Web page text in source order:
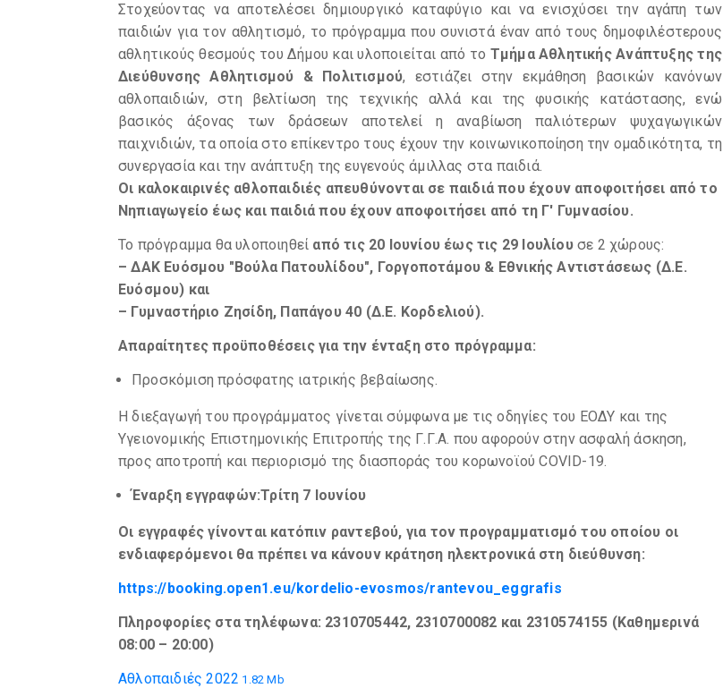
Στοχεύοντας να αποτελέσει δημιουργικό καταφύγιο και να ενισχύσει την αγάπη των
παιδιών για τον αθλητισμό, το πρόγραμμα που συνιστά έναν από τους δημοφιλέστερους
αθλητικούς θεσμούς του Δήμου και υλοποιείται από το Τμήμα Αθλητικής Ανάπτυξης της
Διεύθυνσης Αθλητισμού & Πολιτισμού, εστιάζει στην εκμάθηση βασικών κανόνων
αθλοπαιδιών, στη βελτίωση της τεχνικής αλλά και της φυσικής κατάστασης, ενώ
βασικός άξονας των δράσεων αποτελεί η αναβίωση παλιότερων ψυχαγωγικών
παιχνιδιών, τα οποία στο επίκεντρο τους έχουν την κοινωνικοποίηση την ομαδικότητα, τη
συνεργασία και την ανάπτυξη της ευγενούς άμιλλας στα παιδιά.
Οι καλοκαιρινές αθλοπαιδιές απευθύνονται σε παιδιά που έχουν αποφοιτήσει από το
Νηπιαγωγείο έως και παιδιά που έχουν αποφοιτήσει από τη Γ' Γυμνασίου.
Το πρόγραμμα θα υλοποιηθεί από τις 20 Ιουνίου έως τις 29 Ιουλίουσε 2 χώρους:
– ΔΑΚ Ευόσμου "Βούλα Πατουλίδου", Γοργοποτάμου & Εθνικής Αντιστάσεως (Δ.Ε.
Ευόσμου) και
– Γυμναστήριο Ζησίδη, Παπάγου 40 (Δ.Ε. Κορδελιού).
Απαραίτητες προϋποθέσεις για την ένταξη στο πρόγραμμα:
Προσκόμιση πρόσφατης ιατρικής βεβαίωσης.
Η διεξαγωγή του προγράμματος γίνεται σύμφωνα με τις οδηγίες του ΕΟΔΥ και της
Υγειονομικής Επιστημονικής Επιτροπής της Γ.Γ.Α. που αφορούν στην ασφαλή άσκηση,
προς αποτροπή και περιορισμό της διασποράς του κορωνοϊού COVID-19.
Έναρξη εγγραφών:Τρίτη 7 Ιουνίου
Οι εγγραφές γίνονται κατόπιν ραντεβού, για τον προγραμματισμό του οποίου οι
ενδιαφερόμενοι θα πρέπει να κάνουν κράτηση ηλεκτρονικά στη διεύθυνση:
https://booking.open1.eu/kordelio-evosmos/rantevou_eggrafis
Πληροφορίες στα τηλέφωνα: 2310705442, 2310700082 και 2310574155 (Καθημερινά
08:00 – 20:00)
Αθλοπαιδιές 2022 1.82 Mb